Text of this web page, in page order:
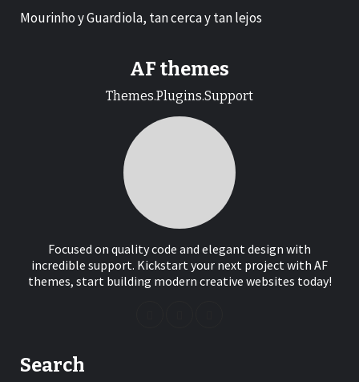
Mourinho y Guardiola, tan cerca y tan lejos
AF themes
Themes.Plugins.Support
Focused on quality code and elegant design with
incredible support. Kickstart your next project with AF
themes, start building modern creative websites today!
Search